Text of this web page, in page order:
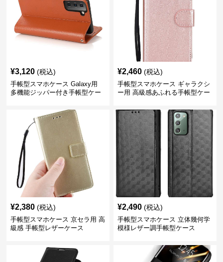
¥3,120 (税込)
手帳型スマホケース Galaxy用
多機能ジッパー付き手帳型ケー
¥2,460 (税込)
手帳型スマホケース ギャラクシ
ー用 高級感あふれる手帳型ケー
¥2,380 (税込)
手帳型スマホケース 京セラ用 高
級感 手帳型レザーケース
¥2,490 (税込)
手帳型スマホケース 立体幾何学
模様レザー調手帳型ケース